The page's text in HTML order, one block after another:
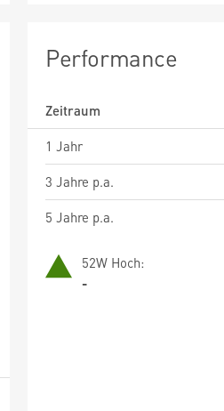
Performance
Zeitraum
1 Jahr
3 Jahre p.a.
5 Jahre p.a.
52W Hoch:
-